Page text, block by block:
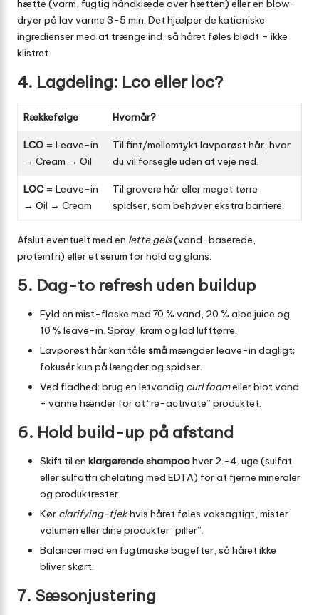
hætte (varm, fugtig håndklæde over hætten) eller en blow-
dryer på lav varme 3-5 min. Det hjælper de kationiske
ingredienser med at trænge ind, så håret føles blødt – ikke
klistret.
4. Lagdeling: Lco eller loc?
Rækkefølge Hvornår?
LCO = Leave-in
→ Cream → Oil
Til fint/mellemtykt lavporøst hår, hvor
du vil forsegle uden at veje ned.
LOC= Leave-in
→ Oil → Cream
Til grovere hår eller meget tørre
spidser, som behøver ekstra barriere.
Afslut eventuelt med en lette gels(vand-baserede,
proteinfri) eller et serum for hold og glans.
5. Dag-to refresh uden buildup
Fyld en mist-flaske med 70 % vand, 20 % aloe juice og
10 % leave-in. Spray, kram og lad lufttørre.
Lavporøst hår kan tåle småmængder leave-in dagligt;
fokusér kun på længder og spidser.
Ved fladhed: brug en letvandig curl foameller blot vand
+ varme hænder for at “re-activate” produktet.
6. Hold build-up på afstand
Skift til en klargørende shampoohver 2.-4. uge (sulfat
eller sulfatfri chelating med EDTA) for at fjerne mineraler
og produktrester.
Kør clarifying-tjekhvis håret føles voksagtigt, mister
volumen eller dine produkter “piller”.
Balancer med en fugtmaske bagefter, så håret ikke
bliver skørt.
7. Sæsonjustering